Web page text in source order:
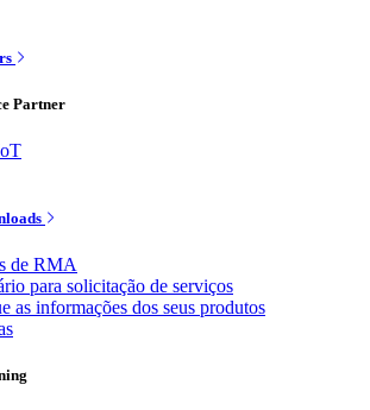
Partner
de RMA
para solicitação de serviços
as informações dos seus produtos